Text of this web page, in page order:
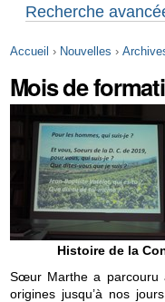
Recherche
Accueil › Nouvelles ›
Mois de
Histoire de la
Sœur Marthe a parcouru
origines jusqu’à nos